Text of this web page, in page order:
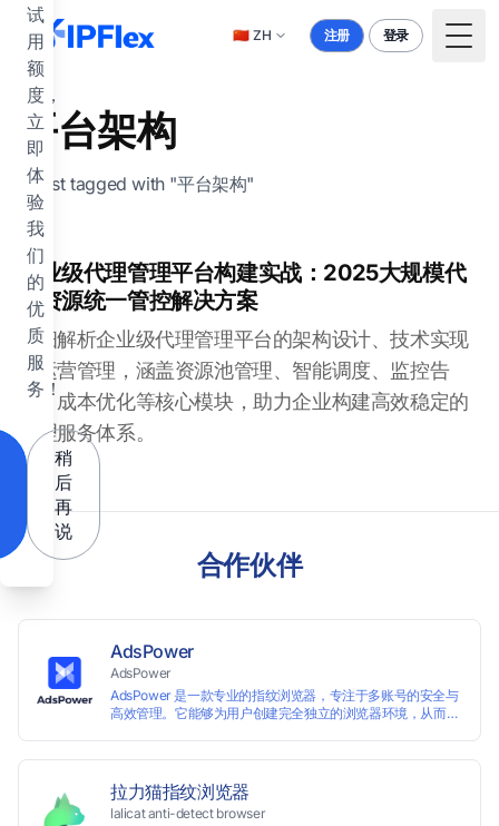
试
用
额
度，
立
即
体
验
我
们
的
优
质
服
务！
稍
后
再
说
跳到主要内容
🇨🇳 ZH 注册 登录
平台架构
1 post tagged with "平台架构"
企业级代理管理平台构建实战：2025大规模代
理资源统一管控解决方案
详细解析企业级代理管理平台的架构设计、技术实现
和运营管理，涵盖资源池管理、智能调度、监控告
警、成本优化等核心模块，助力企业构建高效稳定的
代理服务体系。
合作伙伴
AdsPower
AdsPower
AdsPower 是一款专业的指纹浏览器，专注于多账号的安全与
高效管理。它能够为用户创建完全独立的浏览器环境，从而避
拉力猫指纹浏览器
lalicat anti-detect browser